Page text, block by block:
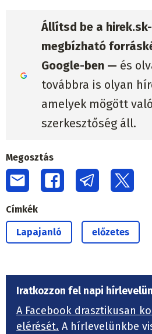
Állítsd be a
megbízható
Google-ben — és
továbbra is olyan
amelyek mögött
szerkesztőség áll.
Megosztás
Címkék
Lapajanló előzetes
Iratkozzon fel napi
A Facebook drasztikusan
elérését. A hírlevelünkbe